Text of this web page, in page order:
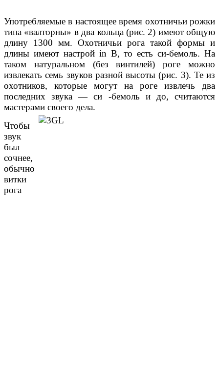
Употребляемые в настоящее время охотничьи рожки
типа «валторны» в два кольца (рис. 2) имеют общую
длину 1300 мм. Охотничьи рога такой формы и
длины имеют настрой in В, то есть си-бемоль. На
таком натуральном (без винтилей) роге можно
извлекать семь звуков разной высоты (рис. 3). Те из
охотников, которые могут на роге извлечь два
последних звука — си -бемоль и до, считаются
мастерами своего дела.
Чтобы
звук
был
сочнее,
обычно
витки
рога